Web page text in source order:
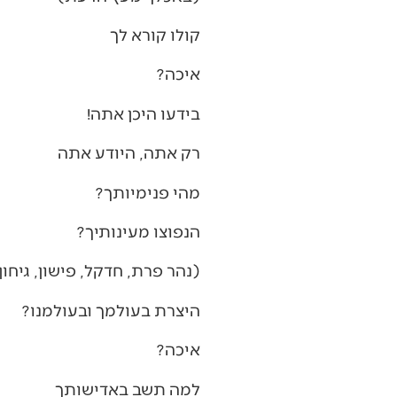
קולו קורא לך
איכה?
בידעו היכן אתה!
רק אתה, היודע אתה
מהי פנימיותך?
הנפוצו מעינותיך?
(נהר פרת, חדקל, פישון,
היצרת בעולמך ובעולמנו?
איכה?
למה תשב באדישותך